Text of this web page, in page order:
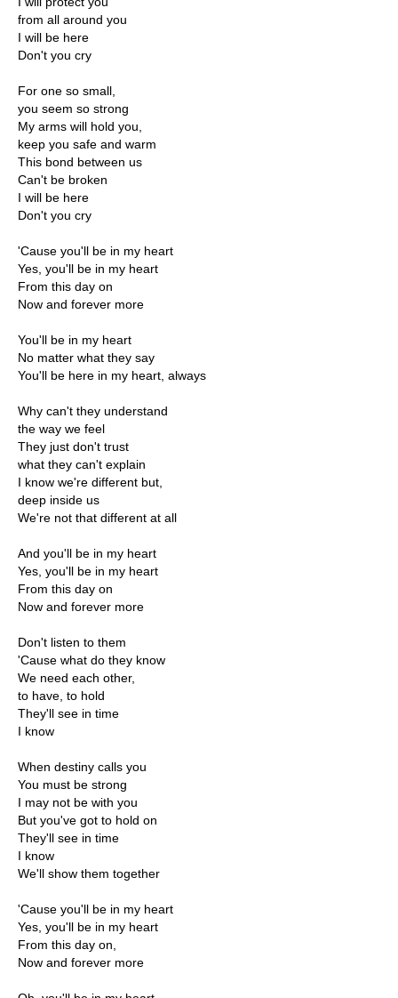
from all around you
I will be here
Don't you cry
For one so small,
you seem so strong
My arms will hold you,
keep you safe and warm
This bond between us
Can't be broken
I will be here
Don't you cry
'Cause you'll be in my heart
Yes, you'll be in my heart
From this day on
Now and forever more
You'll be in my heart
No matter what they say
You'll be here in my heart, always
Why can't they understand
the way we feel
They just don't trust
what they can't explain
I know we're different but,
deep inside us
We're not that different at all
And you'll be in my heart
Yes, you'll be in my heart
From this day on
Now and forever more
Don't listen to them
'Cause what do they know
We need each other,
to have, to hold
They'll see in time
I know
When destiny calls you
You must be strong
I may not be with you
But you've got to hold on
They'll see in time
I know
We'll show them together
'Cause you'll be in my heart
Yes, you'll be in my heart
From this day on,
Now and forever more